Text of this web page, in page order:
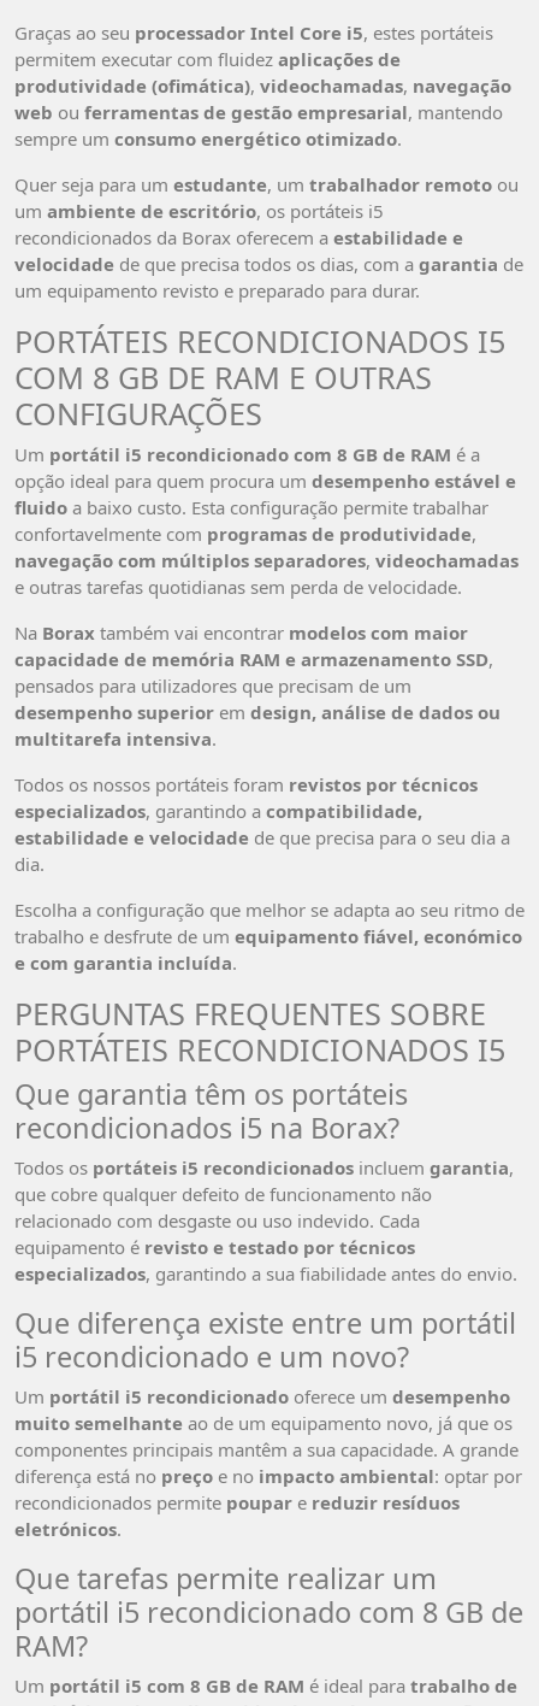
Graças ao seu processador Intel Core i5, estes portáteis
permitem executar com fluidez aplicações de
produtividade (ofimática), videochamadas, navegação
web ou ferramentas de gestão empresarial, mantendo
sempre um consumo energético otimizado.
Quer seja para um estudante, um trabalhador remoto ou
um ambiente de escritório, os portáteis i5
recondicionados da Borax oferecem a estabilidade e
velocidade de que precisa todos os dias, com a garantia de
um equipamento revisto e preparado para durar.
PORTÁTEIS RECONDICIONADOS I5
COM 8 GB DE RAM E OUTRAS
CONFIGURAÇÕES
Um portátil i5 recondicionado com 8 GB de RAM é a
opção ideal para quem procura um desempenho estável e
fluido a baixo custo. Esta configuração permite trabalhar
confortavelmente com programas de produtividade,
navegação com múltiplos separadores, videochamadas
e outras tarefas quotidianas sem perda de velocidade.
Na Borax também vai encontrar modelos com maior
capacidade de memória RAM e armazenamento SSD,
pensados para utilizadores que precisam de um
desempenho superior em design, análise de dados ou
multitarefa intensiva.
Todos os nossos portáteis foram revistos por técnicos
especializados, garantindo a compatibilidade,
estabilidade e velocidade de que precisa para o seu dia a
dia.
Escolha a configuração que melhor se adapta ao seu ritmo de
trabalho e desfrute de um equipamento fiável, económico
e com garantia incluída.
PERGUNTAS FREQUENTES SOBRE
PORTÁTEIS RECONDICIONADOS I5
Que garantia têm os portáteis
recondicionados i5 na Borax?
Todos os portáteis i5 recondicionados incluem garantia,
que cobre qualquer defeito de funcionamento não
relacionado com desgaste ou uso indevido. Cada
equipamento é revisto e testado por técnicos
especializados, garantindo a sua fiabilidade antes do envio.
Que diferença existe entre um portátil
i5 recondicionado e um novo?
Um portátil i5 recondicionado oferece um desempenho
muito semelhante ao de um equipamento novo, já que os
componentes principais mantêm a sua capacidade. A grande
diferença está no preço e no impacto ambiental: optar por
recondicionados permite poupar e reduzir resíduos
eletrónicos.
Que tarefas permite realizar um
portátil i5 recondicionado com 8 GB de
RAM?
Um portátil i5 com 8 GB de RAM é ideal para trabalho de